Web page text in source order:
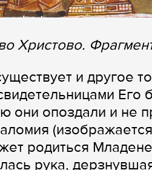
Христово.
и другое
они опоздали и не
родиться
рука,